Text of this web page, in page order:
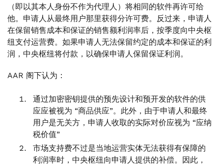
（即以其本人身份不作为代理人）将相同的软件再许可给
他。申请人从最终用户那里获得分许可费。反过来，申请人
在保留销售成本和保证的销售额利润率后，按季度向中央枢
纽支付运营费。如果申请人无法保留约定的成本和保证的利
润，中央枢纽将付款，以确保申请人保留保证利润。
AAR 阁下认为：
通过加密密钥提供的预先设计和预开发的软件的供
应应被视为 “商品供应”。此外，由于申请人和最终
用户是无关方，申请人收取的实际对价应视为 “应纳
税价值”
市场支持费不过是当地运营实体无法获得有保障的
利润率时，中央枢纽向申请人提供的补偿。因此，